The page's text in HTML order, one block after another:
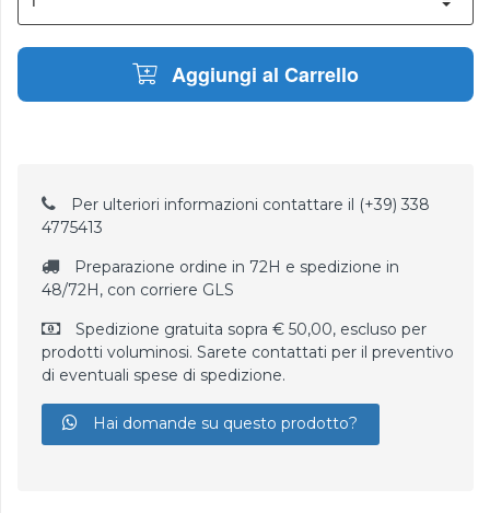
Aggiungi al Carrello
Per ulteriori informazioni contattare il (+39) 338
4775413
Preparazione ordine in 72H e spedizione in
48/72H, con corriere GLS
Spedizione gratuita sopra € 50,00, escluso per
prodotti voluminosi. Sarete contattati per il preventivo
di eventuali spese di spedizione.
Hai domande su questo prodotto?